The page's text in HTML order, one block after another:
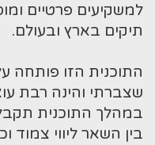
למשקיעים פרטיים
תיקים בארץ ובעולם.
התוכנית הזו פותחה
שצברתי והינה רבת
במהלך התוכנית
בין השאר ליווי צמוד